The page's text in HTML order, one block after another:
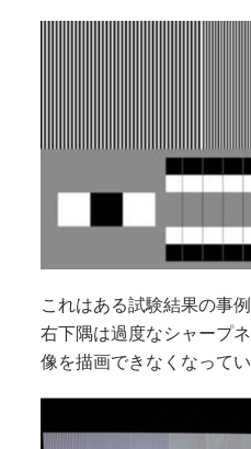
これはある試験結果の事
右下隅は過度なシャープ
像を描画できなくなってい